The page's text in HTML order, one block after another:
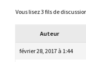
Vous lisez 3 fils de
Auteur
février 28, 2017 à 1:44